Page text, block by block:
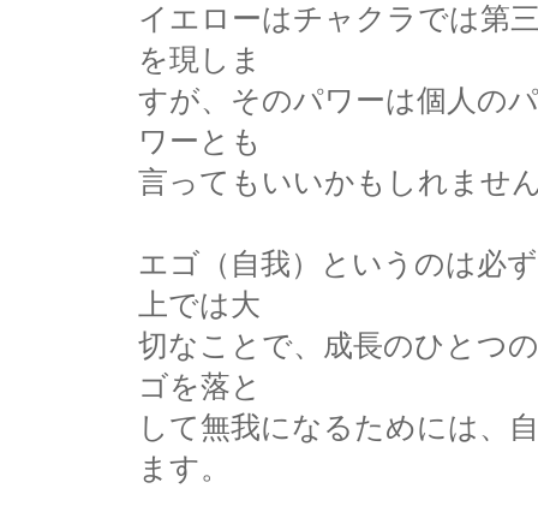
イエローはチャクラでは第
を現しま
すが、そのパワーは個人の
ワーとも
言ってもいいかもしれませ
エゴ（自我）というのは必
上では大
切なことで、成長のひとつ
ゴを落と
して無我になるためには、
ます。